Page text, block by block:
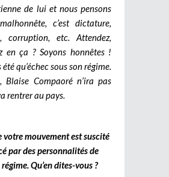
de lui et nous pensons
c’est dictature,
corruption, etc. Attendez,
en ça ? Soyons honnêtes !
été qu’échec sous son régime.
Blaise Compaoré n’ira pas
rentrer au pays.
votre mouvement est suscité
par des personnalités de
Qu’en dites-vous ?